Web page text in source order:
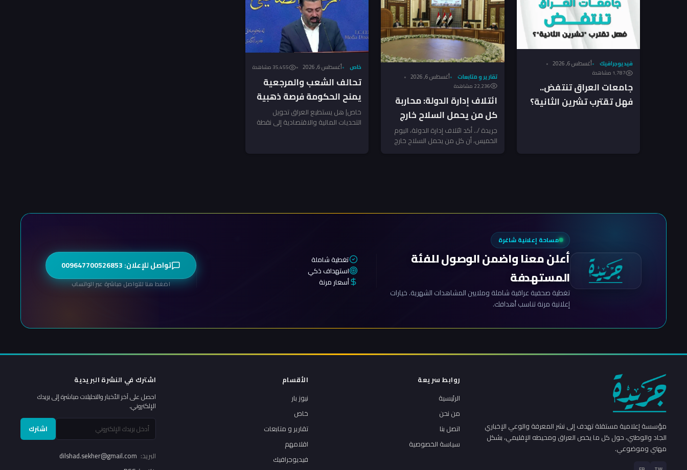
فيديوجرافيك أغسطس 6, 2026
1٬787 مشاهدة
جامعات العراق تنتفض..
فهل تقترب تشرين الثانية؟
تقارير و متابعات أغسطس 6, 2026
22٬236 مشاهدة
ائتلاف إدارة الدولة: محاربة
كل من يحمل السلاح خارج
الدولة!
جريدة /.. أكد ائتلاف إدارة الدولة، اليوم
الخميس، أن كل من يحمل السلاح خارج
خاص أغسطس 6, 2026 35٬455 مشاهدة
تحالف الشعب والمرجعية
يمنح الحكومة فرصة ذهبية
لضرب الفساد – النائب
الشرماني لـ”جريدة”
خاص| هل يستطيع العراق تحويل
التحديات المالية والاقتصادية إلى نقطة
مساحة إعلانية شاغرة
أعلن معنا واضمن الوصول للفئة
المستهدفة
تغطية صحفية عراقية شاملة وملايين المشاهدات الشهرية. خيارات
إعلانية مرنة تناسب أهدافك.
تغطية شاملة
استهداف ذكي
أسعار مرنة
تواصل للإعلان: 009647700526853
اضغط هنا للتواصل مباشرة عبر الواتساب
مؤسسة إعلامية مستقلة تهدف إلى نشر المعرفة والوعي الإخباري
الجاد والوطني، حول كل ما يخص العراق ومحيطه الإقليمي، بشكل
مهني وموضوعي.
روابط سريعة
الرئيسية
من نحن
اتصل بنا
سياسة الخصوصية
الأقسام
نيوز بار
خاص
تقارير و متابعات
اقلامهم
فيديوجرافيك
اشترك في النشرة البريدية
احصل على آخر الأخبار والتحليلات مباشرة إلى بريدك
الإلكتروني.
اشترك
البريد: